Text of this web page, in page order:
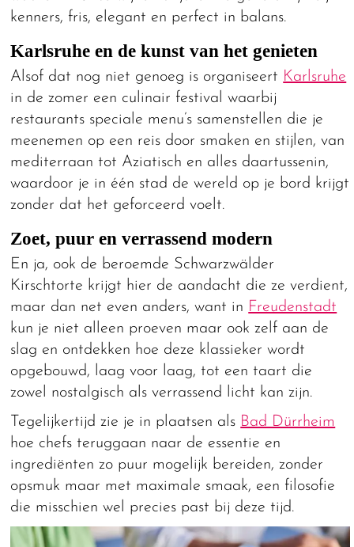
kenners, fris, elegant en perfect in balans.
Karlsruhe en de kunst van het genieten
Alsof dat nog niet genoeg is organiseert Karlsruhe
in de zomer een culinair festival waarbij
restaurants speciale menu’s samenstellen die je
meenemen op een reis door smaken en stijlen, van
mediterraan tot Aziatisch en alles daartussenin,
waardoor je in één stad de wereld op je bord krijgt
zonder dat het geforceerd voelt.
Zoet, puur en verrassend modern
En ja, ook de beroemde Schwarzwälder
Kirschtorte krijgt hier de aandacht die ze verdient,
maar dan net even anders, want in Freudenstadt
kun je niet alleen proeven maar ook zelf aan de
slag en ontdekken hoe deze klassieker wordt
opgebouwd, laag voor laag, tot een taart die
zowel nostalgisch als verrassend licht kan zijn.
Tegelijkertijd zie je in plaatsen als Bad Dürrheim
hoe chefs teruggaan naar de essentie en
ingrediënten zo puur mogelijk bereiden, zonder
opsmuk maar met maximale smaak, een filosofie
die misschien wel precies past bij deze tijd.